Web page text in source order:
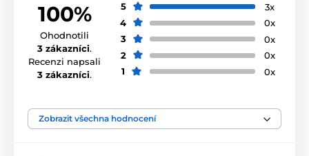
100%
Ohodnotili
3 zákazníci.
Recenzi napsali
3 zákazníci.
5
3x
4
0x
3
0x
2
0x
1
0x
Zobrazit všechna hodnocení